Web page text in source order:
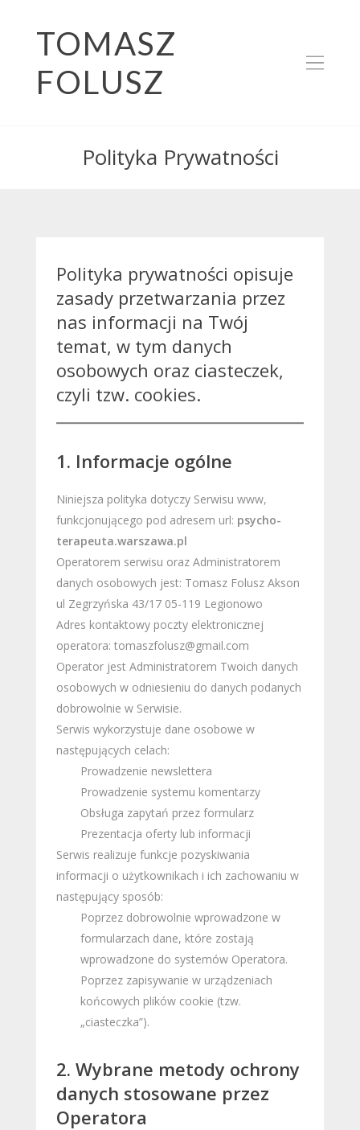
TOMASZ
FOLUSZ
Polityka Prywatności
Polityka prywatności opisuje
zasady przetwarzania przez
nas informacji na Twój
temat, w tym danych
osobowych oraz ciasteczek,
czyli tzw. cookies.
1. Informacje ogólne
Niniejsza polityka dotyczy Serwisu www,
funkcjonującego pod adresem url: psycho-
terapeuta.warszawa.pl
Operatorem serwisu oraz Administratorem
danych osobowych jest: Tomasz Folusz Akson
ul Zegrzyńska 43/17 05-119 Legionowo
Adres kontaktowy poczty elektronicznej
operatora: tomaszfolusz@gmail.com
Operator jest Administratorem Twoich danych
osobowych w odniesieniu do danych podanych
dobrowolnie w Serwisie.
Serwis wykorzystuje dane osobowe w
następujących celach:
Prowadzenie newslettera
Prowadzenie systemu komentarzy
Obsługa zapytań przez formularz
Prezentacja oferty lub informacji
Serwis realizuje funkcje pozyskiwania
informacji o użytkownikach i ich zachowaniu w
następujący sposób:
Poprzez dobrowolnie wprowadzone w
formularzach dane, które zostają
wprowadzone do systemów Operatora.
Poprzez zapisywanie w urządzeniach
końcowych plików cookie (tzw.
„ciasteczka”).
2. Wybrane metody ochrony
danych stosowane przez
Operatora